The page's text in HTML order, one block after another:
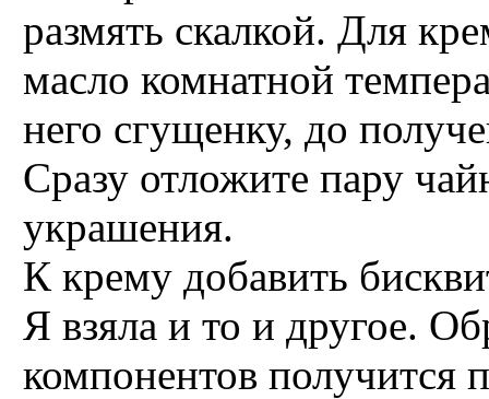
размять скалкой. Для
масло комнатной
него сгущенку, до
Сразу отложите пару
украшения.
К крему добавить
Я взяла и то и другое.
компонентов получится